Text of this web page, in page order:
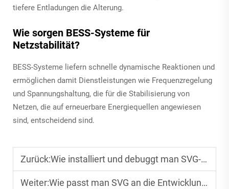
tiefere Entladungen die Alterung.
Wie sorgen BESS-Systeme für
Netzstabilität?
BESS-Systeme liefern schnelle dynamische Reaktionen und
ermöglichen damit Dienstleistungen wie Frequenzregelung
und Spannungshaltung, die für die Stabilisierung von
Netzen, die auf erneuerbare Energiequellen angewiesen
sind, entscheidend sind.
Zurück:Wie installiert und debuggt man SVG-Geräte in Stromnetzen?
Weiter:Wie passt man SVG an die Entwicklung intelligenter Stromnetze an?